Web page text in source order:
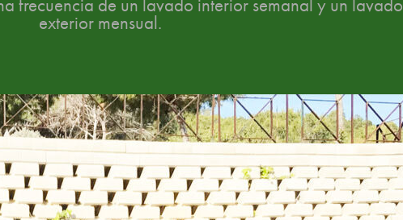
frecuencia de un lavado interior semanal y un lavado
exterior mensual.